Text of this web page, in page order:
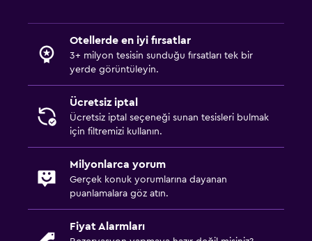
Otellerde en iyi fırsatlar
3+ milyon tesisin sunduğu fırsatları tek bir
yerde görüntüleyin.
Ücretsiz iptal
Ücretsiz iptal seçeneği sunan tesisleri bulmak
için filtremizi kullanın.
Milyonlarca yorum
Gerçek konuk yorumlarına dayanan
puanlamalara göz atın.
Fiyat Alarmları